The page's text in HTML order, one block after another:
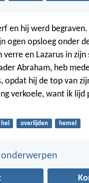
en hij werd
ogen opsloeg onder
verre en Lazarus in
Abraham, heb
opdat hij de top van
verkoele, want ik lijd
hel overlijden hemel